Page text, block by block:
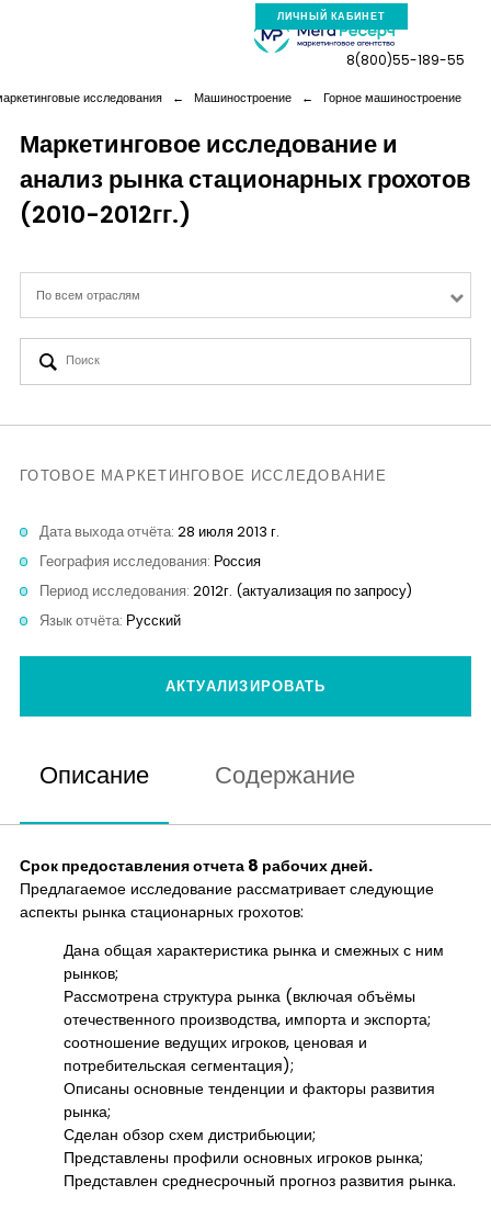
ЛИЧНЫЙ КАБИНЕТ
Компания
Новая реальность
Кейсы
8(800)55-189-55
исследования ← Машиностроение ← Горное машиностроение
Маркетинговое исследование и
анализ рынка стационарных грохотов
(2010-2012гг.)
По всем отраслям
ГОТОВОЕ МАРКЕТИНГОВОЕ ИССЛЕДОВАНИЕ
Дата выхода отчёта: 28 июля 2013 г.
География исследования: Россия
Период исследования: 2012г. (актуализация по запросу)
Язык отчёта: Русский
АКТУАЛИЗИРОВАТЬ
Описание Содержание
Срок предоставления отчета 8 рабочих дней.
Предлагаемое исследование рассматривает следующие
аспекты рынка стационарных грохотов:
Дана общая характеристика рынка и смежных с ним
рынков;
Рассмотрена структура рынка (включая объёмы
отечественного производства, импорта и экспорта;
соотношение ведущих игроков, ценовая и
потребительская сегментация);
Описаны основные тенденции и факторы развития
рынка;
Сделан обзор схем дистрибьюции;
Представлены профили основных игроков рынка;
Представлен среднесрочный прогноз развития рынка.